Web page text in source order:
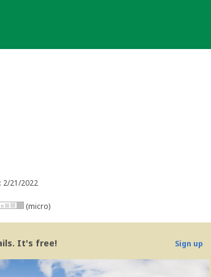
2/21/2022
(micro)
It's free! Sign up